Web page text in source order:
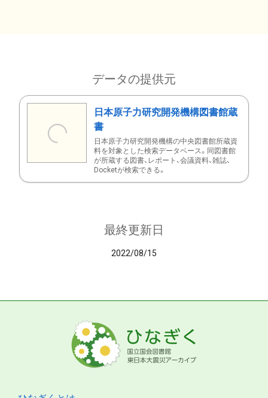
データの提供元
日本原子力研究開発機構図書館蔵
書
日本原子力研究開発機構の中央図書館所蔵資
料を対象とした検索データベース。同図書館
が所蔵する図書、レポート、会議資料、雑誌、
Docketが検索できる。
最終更新日
2022/08/15